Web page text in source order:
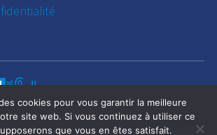
cookies pour vous garantir la meilleure
site web. Si vous continuez à utiliser ce
que vous en êtes satisfait.